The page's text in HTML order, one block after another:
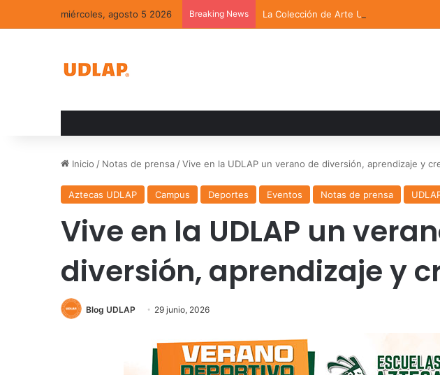
miércoles, agosto 5 2026 Breaking News La Colección de Arte UDLAP fortalece
Inicio / Notas de prensa /Vive en la UDLAP un verano de diversión, aprendizaje y
Aztecas UDLAP Campus Deportes Eventos Notas de prensa
Vive en la UDLAP un
diversión, aprendizaje y
Blog UDLAP 29 junio, 2026